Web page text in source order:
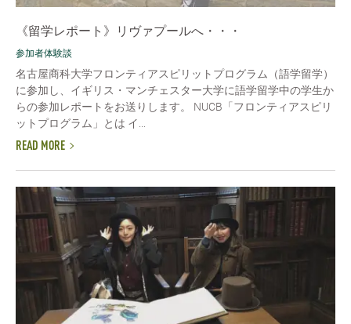
《留学レポート》リヴァプールへ・・・
参加者体験談
名古屋商科大学フロンティアスピリットプログラム（語学留学）
に参加し、イギリス・マンチェスター大学に語学留学中の学生か
らの参加レポートをお送りします。 NUCB「フロンティアスピリ
ットプログラム」とは イ...
READ MORE